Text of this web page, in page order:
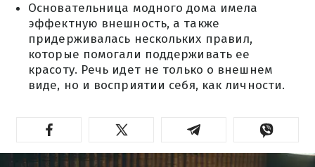
Основательница модного дома имела
эффектную внешность, а также
придерживалась нескольких правил,
которые помогали поддерживать ее
красоту. Речь идет не только о внешнем
виде, но и восприятии себя, как личности.